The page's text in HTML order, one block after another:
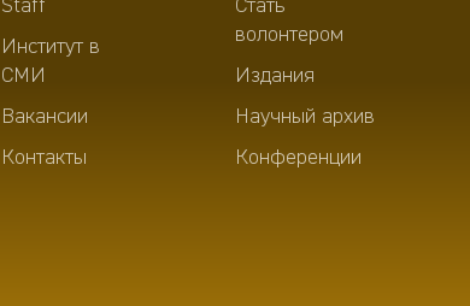
Staff
Институт в
СМИ
Вакансии
Контакты
Стать
волонтером
Издания
Научный архив
Конференции